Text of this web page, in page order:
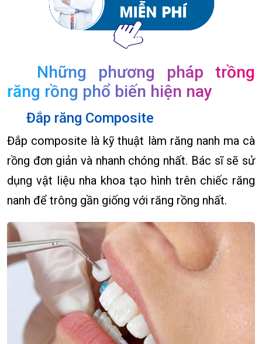
Những phương pháp trồng
răng rồng phổ biến hiện nay
Đắp răng Composite
Đắp composite là kỹ thuật làm răng nanh ma cà
rồng đơn giản và nhanh chóng nhất. Bác sĩ sẽ sử
dụng vật liệu nha khoa tạo hình trên chiếc răng
nanh để trông gần giống với răng rồng nhất.